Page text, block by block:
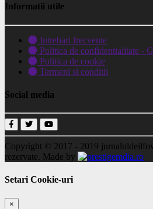
Informatii utile
Intrebari frecvente
Politica de confidentialitate -
Politica de cookie
Termeni si conditii
Social media
Copyright © 2017 - 2019
rezervate. Made by
Setari Cookie-uri
×